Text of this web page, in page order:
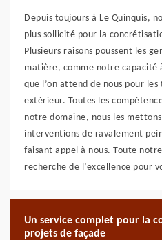
Depuis toujours à Le Quinquis,
plus sollicité pour la
Plusieurs raisons poussent les
matière, comme notre capacité
que l’on attend de nous pour
extérieur. Toutes les
notre domaine, nous les
interventions de ravalement
faisant appel à nous. Toute
recherche de l’excellence pour
Un service complet pour la
projets de façade